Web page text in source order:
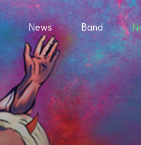
News Band